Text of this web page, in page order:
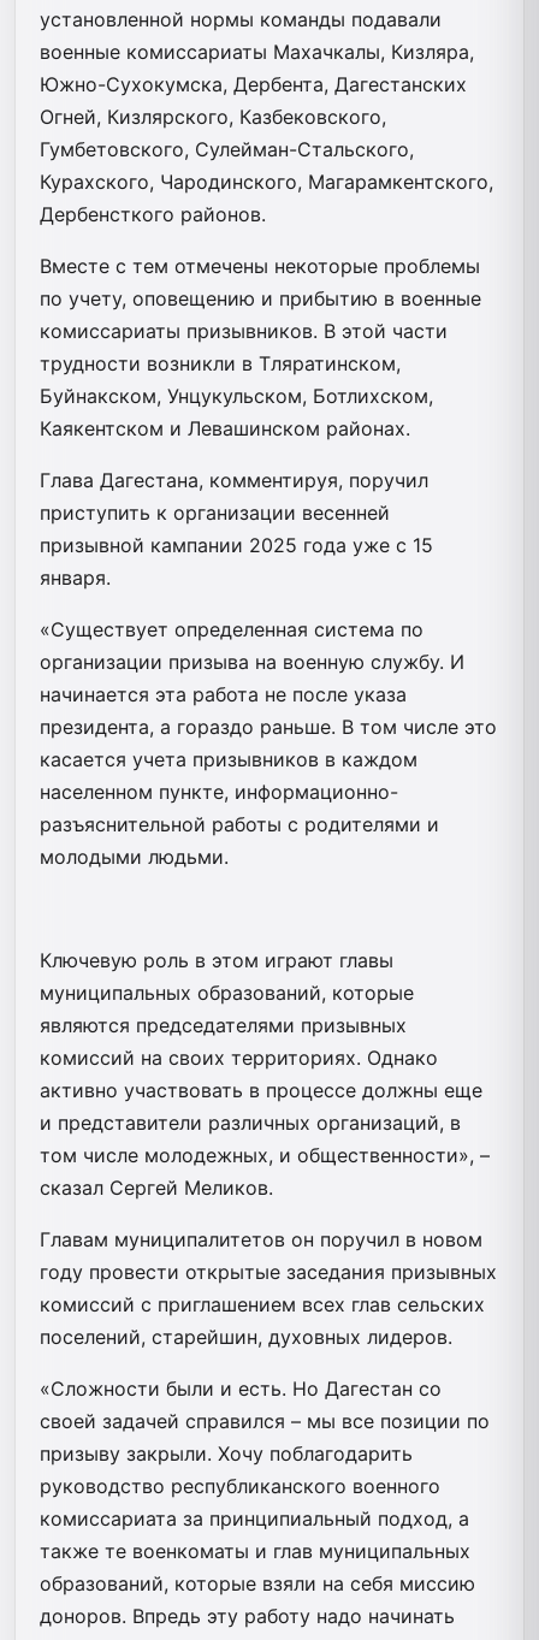
установленной нормы команды подавали
военные комиссариаты Махачкалы, Кизляра,
Южно-Сухокумска, Дербента, Дагестанских
Огней, Кизлярского, Казбековского,
Гумбетовского, Сулейман-Стальского,
Курахского, Чародинского, Магарамкентского,
Дербенсткого районов.
Вместе с тем отмечены некоторые проблемы
по учету, оповещению и прибытию в военные
комиссариаты призывников. В этой части
трудности возникли в Тляратинском,
Буйнакском, Унцукульском, Ботлихском,
Каякентском и Левашинском районах.
Глава Дагестана, комментируя, поручил
приступить к организации весенней
призывной кампании 2025 года уже с 15
января.
«Существует определенная система по
организации призыва на военную службу. И
начинается эта работа не после указа
президента, а гораздо раньше. В том числе это
касается учета призывников в каждом
населенном пункте, информационно-
разъяснительной работы с родителями и
молодыми людьми.
Ключевую роль в этом играют главы
муниципальных образований, которые
являются председателями призывных
комиссий на своих территориях. Однако
активно участвовать в процессе должны еще
и представители различных организаций, в
том числе молодежных, и общественности», –
сказал Сергей Меликов.
Главам муниципалитетов он поручил в новом
году провести открытые заседания призывных
комиссий с приглашением всех глав сельских
поселений, старейшин, духовных лидеров.
«Сложности были и есть. Но Дагестан со
своей задачей справился – мы все позиции по
призыву закрыли. Хочу поблагодарить
руководство республиканского военного
комиссариата за принципиальный подход, а
также те военкоматы и глав муниципальных
образований, которые взяли на себя миссию
доноров. Впредь эту работу надо начинать